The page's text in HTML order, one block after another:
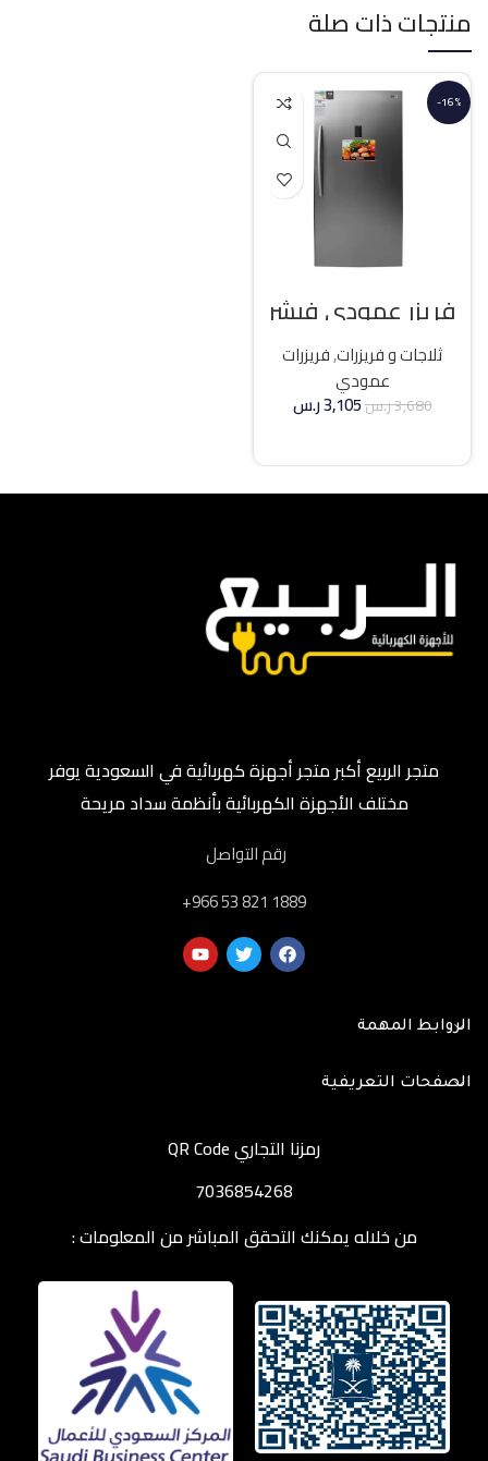
منتجات ذات صلة
-16%
فريزر عمودي فيشر
21 قدم انفرتر – فضي
ثلاجات و فريزرات,فريزرات
عمودي
3,680ر.س3,105ر.س
متجر الربيع أكبر متجر أجهزة كهربائية في السعودية يوفر
مختلف الأجهزة الكهربائية بأنظمة سداد مريحة
رقم التواصل
‎+966 53 821 1889
الروابط المهمة
الصفحات التعريفية
رمزنا التجاري QR Code
7036854268
من خلاله يمكنك التحقق المباشر من المعلومات :